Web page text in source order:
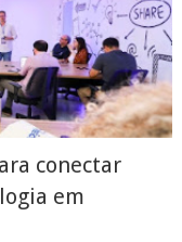
conectar
em